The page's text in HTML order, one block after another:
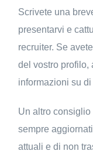
Scrivete una
presentarvi e
recruiter. Se
del vostro profilo,
informazioni su di
Un altro
sempre
attuali e di non